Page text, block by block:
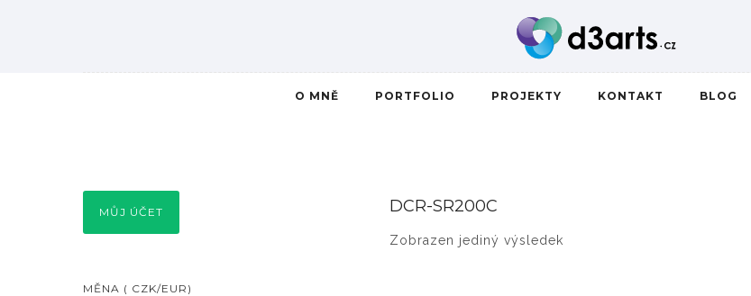
O MNĚ PORTFOLIO PROJEKTY KONTAKT BLOG
DCR-SR200C
Zobrazen jediný výsledek
MŮJ ÚČET
MĚNA ( CZK/EUR)